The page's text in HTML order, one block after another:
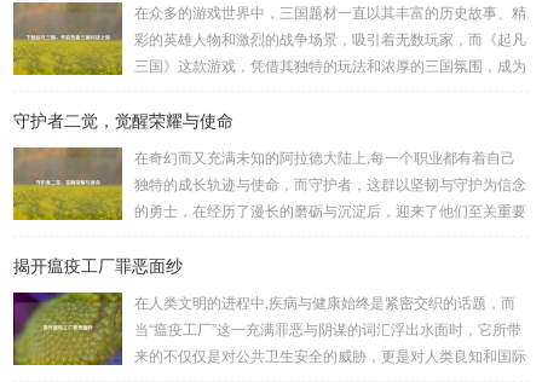
在众多的游戏世界中，三国题材一直以其丰富的历史故事、精
彩的英雄人物和激烈的战争场景，吸引着无数玩家，而《起凡
三国》这款游戏，凭借其独特的玩法和浓厚的三国氛围，成为
何进行起凡三国下载,开启一段热血的三国对战之旅。 《起凡
以化身为三国时期的知名将领，如勇猛无双的吕布、足智多谋
的诸葛亮、忠义双全的关羽等，率领自己的军队在战场上冲锋
陷阵、排兵布阵，游戏中的每一场战斗都充满了变...
守护者二觉，觉醒荣耀与使命
在奇幻而又充满未知的阿拉德大陆上,每一个职业都有着自己
独特的成长轨迹与使命，而守护者，这群以坚韧与守护为信念
的勇士，在经历了漫长的磨砺与沉淀后，迎来了他们至关重要
大陆的那一刻起，便肩负着守护的重任，他们身躯魁梧，手持
来自各方的邪恶势力，最初，他们凭借着基础的技能和坚定的
意志，在一次次战斗中积累着经验，不断成长，无论是在阴森
恐怖的地下墓穴，还是在战火纷飞的前线战场，守...
揭开瘟疫工厂罪恶面纱
在人类文明的进程中,疾病与健康始终是紧密交织的话题，而
当“瘟疫工厂”这一充满罪恶与阴谋的词汇浮出水面时，它所带
来的不仅仅是对公共卫生安全的威胁，更是对人类良知和国际